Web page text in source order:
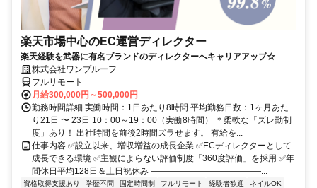
楽天市場中心のEC運営ディレクター
楽天経験を武器に有名ブランドのディレクターへキャリアアップ☆
株式会社ワンプルーフ
フルリモート
月給300,000円～500,000円
勤務時間詳細 実働時間：1日あたり8時間 平均勤務日数：1ヶ月あた
り21日 〜 23日 10：00～19：00（実働8時間） ＊柔軟な「ズレ勤制
度」あり！ 出社時間を前後2時間ズラせます。 有給を...
仕事内容 ✅設立以来、増収増益の成長企業 ✅ECディレクターとして
成長できる環境 ✅主観によらない評価制度「360度評価」を採用 ✅年
間休日平均128日＆土日祝休み ―――――――――――――...
資格取得支援あり 学歴不問 固定時間制 フルリモート 経験者歓迎
ネイルOK